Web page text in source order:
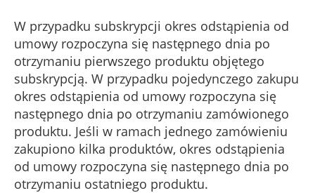
W przypadku subskrypcji okres odstąpienia od
umowy rozpoczyna się następnego dnia po
otrzymaniu pierwszego produktu objętego
subskrypcją. W przypadku pojedynczego zakupu
okres odstąpienia od umowy rozpoczyna się
następnego dnia po otrzymaniu zamówionego
produktu. Jeśli w ramach jednego zamówieniu
zakupiono kilka produktów, okres odstąpienia
od umowy rozpoczyna się następnego dnia po
otrzymaniu ostatniego produktu.